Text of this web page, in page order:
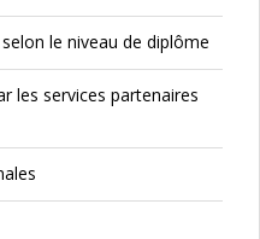
le niveau de diplôme
les services partenaires